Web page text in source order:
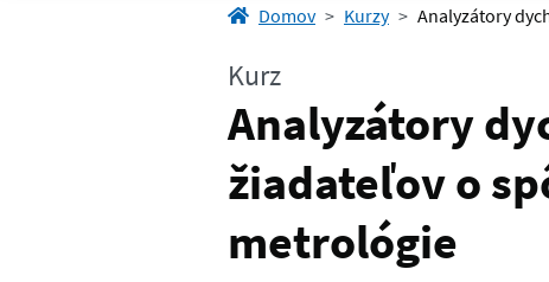
Domov Kurzy Analyzátory
Kurz
Analyzátory
žiadateľov o
metrológie